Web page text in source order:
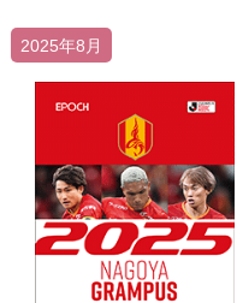
2025年8月